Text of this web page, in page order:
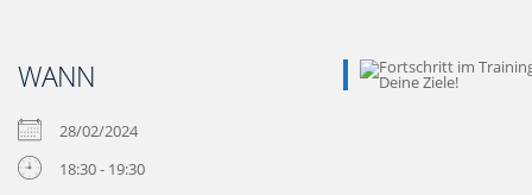
WANN
28/02/2024
18:30 - 19:30